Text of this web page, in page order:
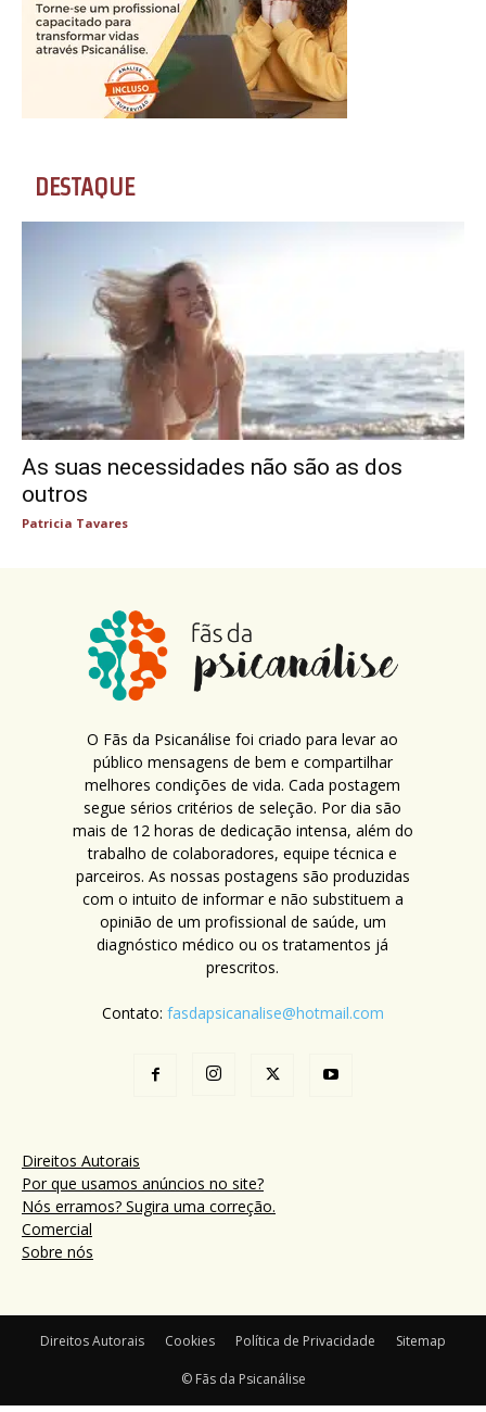
DESTAQUE
As suas necessidades não são as dos
outros
Patricia Tavares
O Fãs da Psicanálise foi criado para levar ao
público mensagens de bem e compartilhar
melhores condições de vida. Cada postagem
segue sérios critérios de seleção. Por dia são
mais de 12 horas de dedicação intensa, além do
trabalho de colaboradores, equipe técnica e
parceiros. As nossas postagens são produzidas
com o intuito de informar e não substituem a
opinião de um profissional de saúde, um
diagnóstico médico ou os tratamentos já
prescritos.
Contato: fasdapsicanalise@hotmail.com
Direitos Autorais
Por que usamos anúncios no site?
Nós erramos? Sugira uma correção.
Comercial
Sobre nós
Direitos Autorais Cookies Política de Privacidade Sitemap
© Fãs da Psicanálise